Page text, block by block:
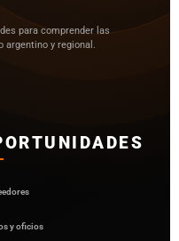
para comprender las
argentino y regional.
y oficios